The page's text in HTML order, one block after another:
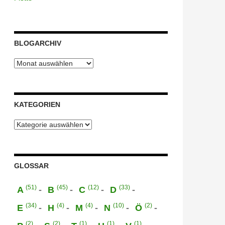
BLOGARCHIV
Blogarchiv
KATEGORIEN
Kategorien
GLOSSAR
A (51) B (45) C (12) D (33)
E (34) H (4) M (4) N (10) Ö (2)
(2) (2) (1) (1) (1)